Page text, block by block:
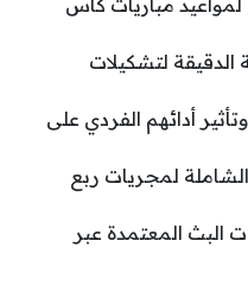
لمواعيد مباريات كأس
الدقيقة لتشكيلات
أدائهم الفردي على
الشاملة لمجريات ربع
البث المعتمدة عبر